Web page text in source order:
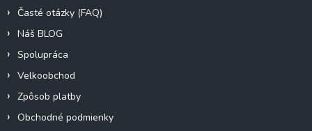
Časté otázky (FAQ)
Náš BLOG
Spolupráca
Velkoobchod
Zpôsob platby
Obchodné podmienky